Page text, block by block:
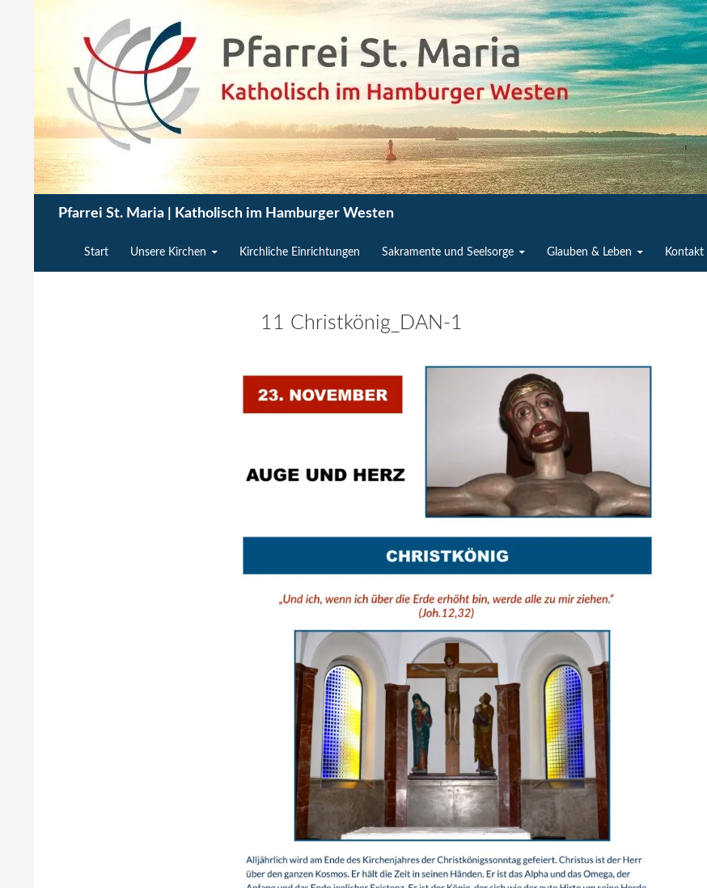
Pfarrei St. Maria | Katholisch im Hamburger Westen
Start Unsere Kirchen Kirchliche Einrichtungen Sakramente und Seelsorge Glauben & Leben Kontakt
11 Christkönig_DAN-1